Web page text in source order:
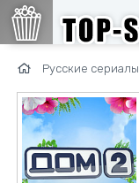
Русские сериалы